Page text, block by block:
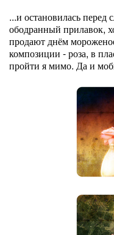
...и остановилась
ободранный прилавок,
продают днём
композиции - роза, в
пройти я мимо. Да и